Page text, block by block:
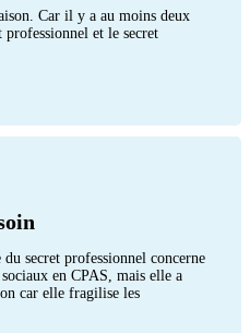
Car il y a au moins deux
et le secret
secret professionnel concerne
en CPAS, mais elle a
car elle fragilise les